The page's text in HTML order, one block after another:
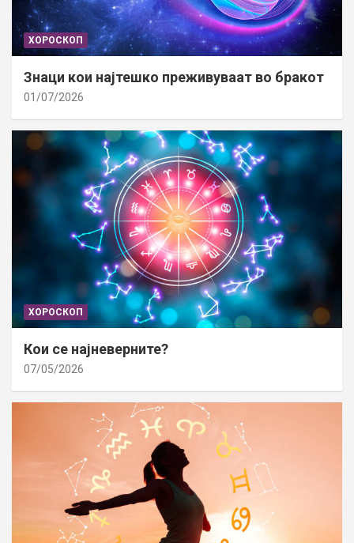
ХОРОСКОП
Знаци кои најтешко преживуваат во бракот
01/07/2026
ХОРОСКОП
Кои се најневерните?
07/05/2026